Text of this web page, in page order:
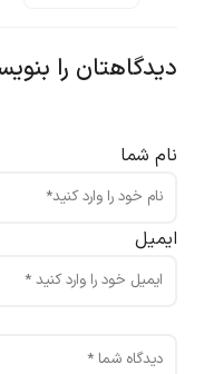
دیدگاهتان را
نام شما
ایمیل